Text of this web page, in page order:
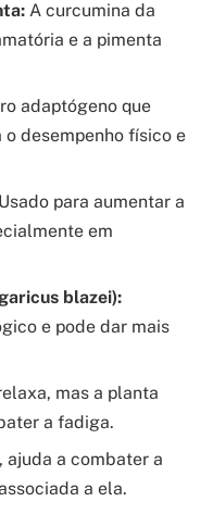
A curcumina da
e a pimenta
adaptógeno que
desempenho físico e
Usado para aumentar a
em
blazei):
e pode dar mais
mas a planta
a fadiga.
ajuda a combater a
a ela.